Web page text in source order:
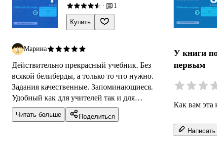
· 1
Купить
Марина
Действительно прекрасный учебник. Без
всякой белиберды, а только то что нужно.
Задания качественные. Запоминающиеся.
Удобный как для учителей так и для
учеников. Выучилась по нему и не сожалею,
многое...
Читать больше Поделиться
У книги
первым
Как вам эта
Написать